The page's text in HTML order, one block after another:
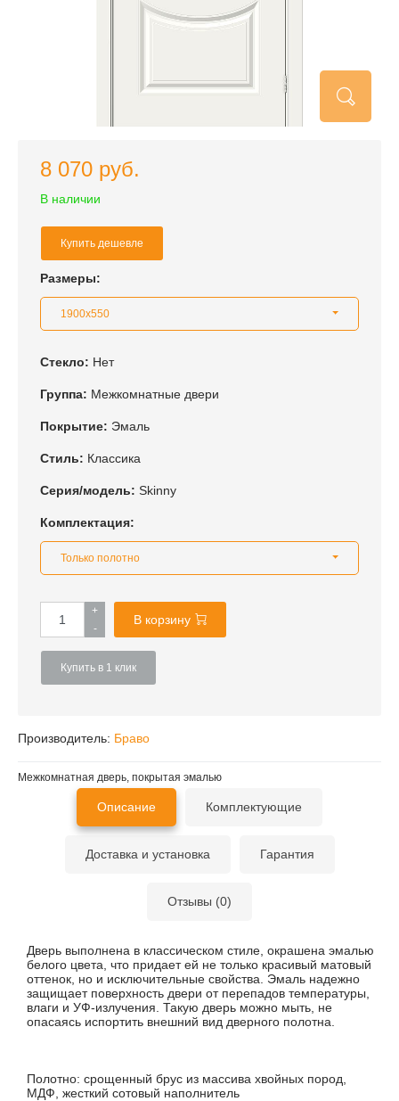
8 070 руб.
В наличии
Купить дешевле
Размеры:
1900x550
Стекло: Нет
Группа: Межкомнатные двери
Покрытие: Эмаль
Стиль: Классика
Серия/модель: Skinny
Комплектация:
Только полотно
+
-
В корзину
Купить в 1 клик
Производитель: Браво
Межкомнатная дверь, покрытая эмалью
Описание Комплектующие
Доставка и установка Гарантия
Отзывы (0)
Дверь выполнена в классическом стиле, окрашена эмалью
белого цвета, что придает ей не только красивый матовый
оттенок, но и исключительные свойства. Эмаль надежно
защищает поверхность двери от перепадов температуры,
влаги и УФ-излучения. Такую дверь можно мыть, не
опасаясь испортить внешний вид дверного полотна.
Полотно: срощенный брус из массива хвойных пород,
МДФ, жесткий сотовый наполнитель